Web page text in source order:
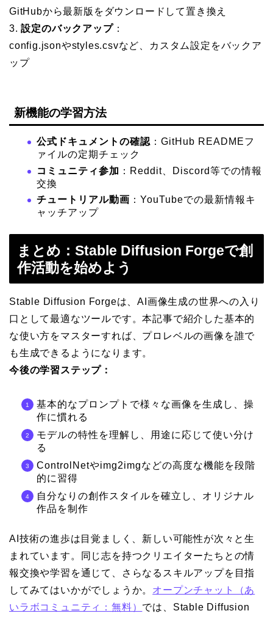
GitHubから最新版をダウンロードして置き換え
3.設定のバックアップ：
config.jsonやstyles.csvなど、カスタム設定をバックア
ップ
新機能の学習方法
公式ドキュメントの確認 ：GitHub READMEフ
ァイルの定期チェック
コミュニティ参加 ：Reddit、Discord等での情報
交換
チュートリアル動画 ：YouTubeでの最新情報キ
ャッチアップ
まとめ：Stable Diffusion Forgeで創
作活動を始めよう
Stable Diffusion Forgeは、AI画像生成の世界への入り
口として最適なツールです。本記事で紹介した基本的
な使い方をマスターすれば、プロレベルの画像を誰で
も生成できるようになります。
今後の学習ステップ：
基本的なプロンプトで様々な画像を生成し、操
作に慣れる
モデルの特性を理解し、用途に応じて使い分け
る
ControlNetやimg2imgなどの高度な機能を段階
的に習得
自分なりの創作スタイルを確立し、オリジナル
作品を制作
AI技術の進歩は目覚ましく、新しい可能性が次々と生
まれています。同じ志を持つクリエイターたちとの情
報交換や学習を通じて、さらなるスキルアップを目指
してみてはいかがでしょうか。 オープンチャット（あ
いラボコミュニティ：無料） では、Stable Diffusion